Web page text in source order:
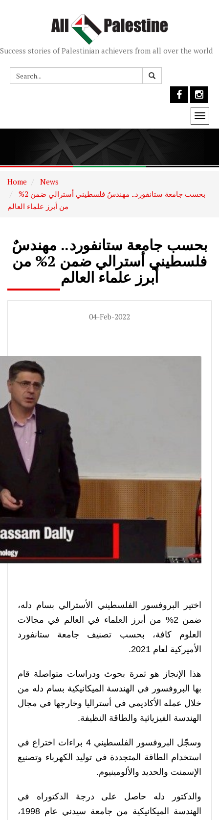
Success stories of Palestinian achievers from all over the world
Home
News
من أبرز علماء العالم
بحسب جامعة ستانفورد.. مهندسٌ
فلسطيني أسترالي ضمن 2% من
أبرز علماء العالم
04-Feb-2022
اختير البروفسور الفلسطيني الأسترالي بسام دله،
ضمن 2% من أبرز العلماء في العالم في مجالات
العلوم كافة، بحسب تصنيف جامعة ستانفورد
الأميركية لعام 2021.
هذا الإنجاز هو ثمرة بحوث ودراسات متواصلة قام
بها البروفسور في الهندسة الميكانيكية بسام دله من
خلال عمله الأكاديمي في أستراليا وخارجها في مجال
الهندسة الفيزيائية والطاقة النظيفة.
وسجّل البروفسور الفلسطيني 4 براءات اختراع في
استخدام الطاقة المتجددة في توليد الكهرباء وتصنيع
الإسمنت والحديد والألومينيوم.
والدكتور دله حاصل على درجة الدكتوراه في
الهندسة الميكانيكية من جامعة سيدني عام 1998،